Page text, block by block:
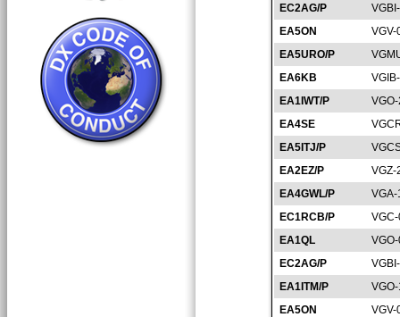
EC2AG/P
EA5ON
VGV-
EA5URO/P
EA6KB
EA1IWT/P
EA4SE
EA5ITJ/P
EA2EZ/P
VGZ-
EA4GWL/P
EC1RCB/P
EA1QL
EC2AG/P
EA1ITM/P
EA5ON
VGV-